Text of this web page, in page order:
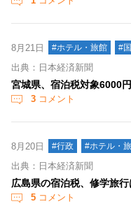
8月21日 #ホテル・旅館 #
出典：日本経済新聞
宮城県、宿泊税対象6000
3 コメント
8月20日 #行政 #ホテル・
出典：日本経済新聞
広島県の宿泊税、修学旅
5 コメント